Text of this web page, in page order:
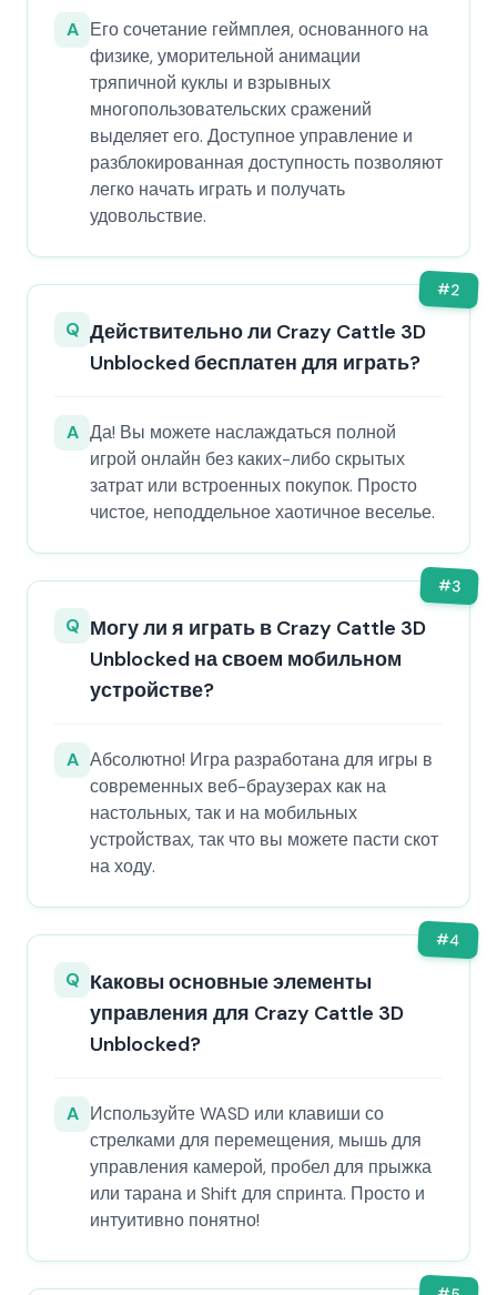
A Его сочетание геймплея, основанного на
физике, уморительной анимации
тряпичной куклы и взрывных
многопользовательских сражений
выделяет его. Доступное управление и
разблокированная доступность позволяют
легко начать играть и получать
удовольствие.
#2
Q Действительно ли Crazy Cattle 3D
Unblocked бесплатен для играть?
A Да! Вы можете наслаждаться полной
игрой онлайн без каких-либо скрытых
затрат или встроенных покупок. Просто
чистое, неподдельное хаотичное веселье.
#3
Q Могу ли я играть в Crazy Cattle 3D
Unblocked на своем мобильном
устройстве?
A Абсолютно! Игра разработана для игры в
современных веб-браузерах как на
настольных, так и на мобильных
устройствах, так что вы можете пасти скот
на ходу.
#4
Q Каковы основные элементы
управления для Crazy Cattle 3D
Unblocked?
A Используйте WASD или клавиши со
стрелками для перемещения, мышь для
управления камерой, пробел для прыжка
или тарана и Shift для спринта. Просто и
интуитивно понятно!